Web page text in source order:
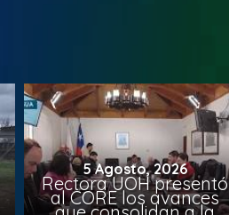
5 Agosto, 2026
Rectora UOH presentó
al CORE los avances